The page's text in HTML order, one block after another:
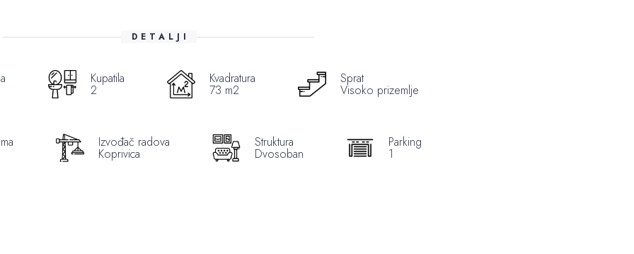
DETALJI
Kupatila
2
Kvadratura
73 m2
Sprat
Visoko prizemlje
Izvođač radova
Koprivica
Struktura
Dvosoban
Parking
1